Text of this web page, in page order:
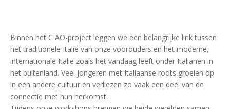
Binnen het CIAO-project leggen we een belangrijke link tussen
het traditionele Italië van onze voorouders en het moderne,
internationale Italië zoals het vandaag leeft onder Italianen in
het buitenland. Veel jongeren met Italiaanse roots groeien op
in een andere cultuur en verliezen zo vaak een deel van de
connectie met hun herkomst.